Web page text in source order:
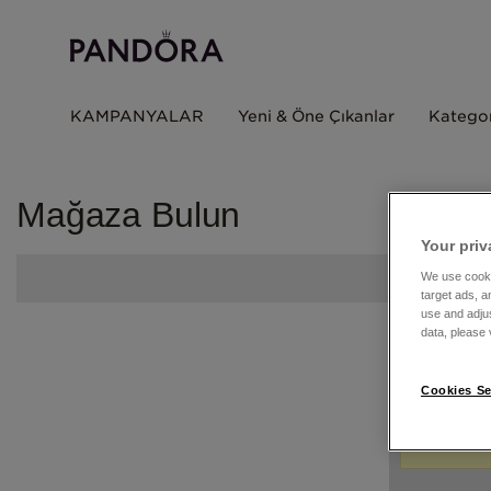
KAMPANYALAR Yeni & Öne Çıkanlar
Mağaza Bulun
Your
We use
target ads,
use and
data, please
Cookies